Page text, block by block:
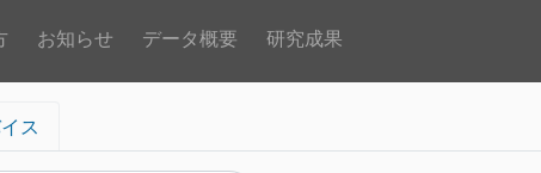
お知らせ データ概要 研究成果
ス